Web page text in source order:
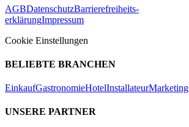
AGBDatenschutzBarrierefreiheits-
erklärungImpressum
Cookie Einstellungen
BELIEBTE BRANCHEN
EinkaufGastronomieHotelInstallateurMarketing
UNSERE PARTNER